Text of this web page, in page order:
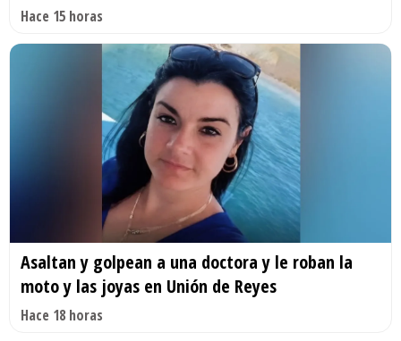
Hace 15 horas
Asaltan y golpean a una doctora y le roban la
moto y las joyas en Unión de Reyes
Hace 18 horas